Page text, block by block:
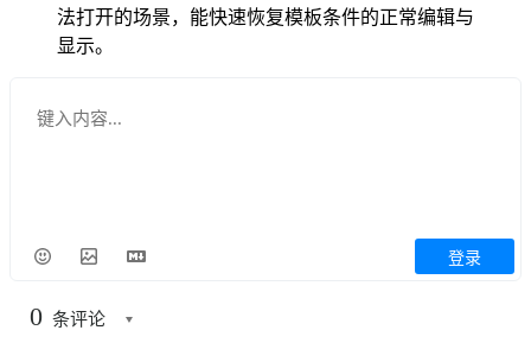
法打开的场景，能快速恢复模板条件的正常编辑与
显示。
登录
0 条评论